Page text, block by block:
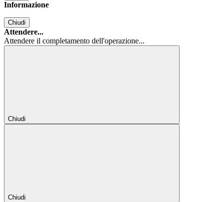
Informazione
Chiudi
Attendere...
Attendere il completamento dell'operazione...
Chiudi
Chiudi